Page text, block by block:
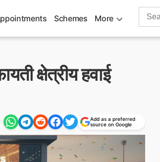
Schemes More
Search
क्षेत्रीय हवाई
Add as a preferred
source on Google